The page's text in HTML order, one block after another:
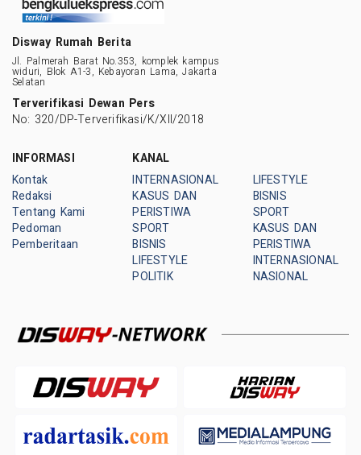
Disway Rumah Berita
Jl. Palmerah Barat No.353, komplek kampus
widuri, Blok A1-3, Kebayoran Lama, Jakarta
Selatan
Terverifikasi Dewan Pers
No: 320/DP-Terverifikasi/K/XII/2018
INFORMASI
Kontak
Redaksi
Tentang Kami
Pedoman
Pemberitaan
KANAL
INTERNASIONAL
KASUS DAN
PERISTIWA
SPORT
BISNIS
LIFESTYLE
POLITIK
LIFESTYLE
BISNIS
SPORT
KASUS DAN
PERISTIWA
INTERNASIONAL
NASIONAL